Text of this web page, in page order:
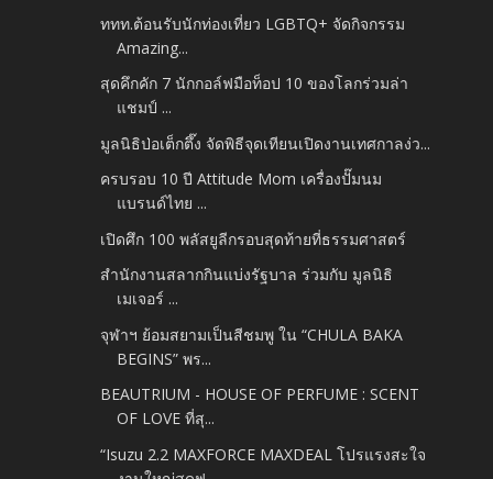
ททท.ต้อนรับนักท่องเที่ยว LGBTQ+ จัดกิจกรรม
Amazing...
สุดคึกคัก 7 นักกอล์ฟมือท็อป 10 ของโลกร่วมล่า
แชมป์ ...
มูลนิธิป่อเต็กตึ๊ง จัดพิธีจุดเทียนเปิดงานเทศกาลง่ว...
ครบรอบ 10 ปี Attitude Mom เครื่องปั๊มนม
แบรนด์ไทย ...
เปิดศึก 100 พลัสยูลีกรอบสุดท้ายที่ธรรมศาสตร์
สำนักงานสลากกินแบ่งรัฐบาล ร่วมกับ มูลนิธิ
เมเจอร์ ...
จุฬาฯ ย้อมสยามเป็นสีชมพู ใน “CHULA BAKA
BEGINS” พร...
BEAUTRIUM - HOUSE OF PERFUME : SCENT
OF LOVE ที่สุ...
“Isuzu 2.2 MAXFORCE MAXDEAL โปรแรงสะใจ